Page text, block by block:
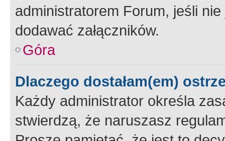
administratorem Forum, jeśli
dodawać załączników.
Góra
Dlaczego dostałam(em)
Każdy administrator określa
stwierdzą, że naruszasz